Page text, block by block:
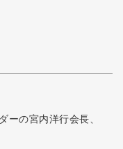
ーの宮内洋行会長、